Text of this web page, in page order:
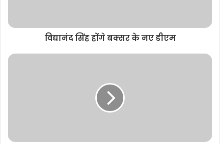
विद्यानंद सिंह होंगे बक्सर के नए डीएम